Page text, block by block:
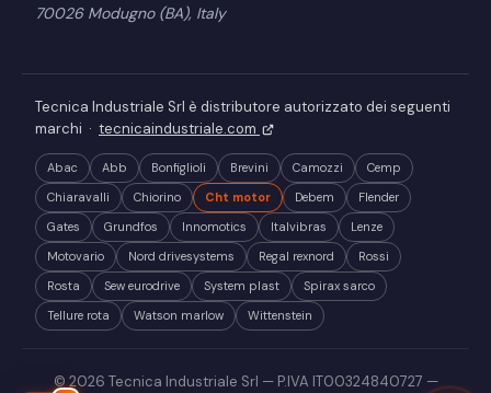
70026 Modugno (BA), Italy
Tecnica Industriale Srl è distributore autorizzato dei seguenti
marchi · tecnicaindustriale.com
Abac Abb Bonfiglioli Brevini Camozzi
Cemp
Chiaravalli
Chiorino Cht motor Debem
Flender
Gates
Grundfos Innomotics Italvibras
Lenze
Motovario
Nord drivesystems Regal rexnord
Rossi
Rosta
Sew eurodrive System plast
Spirax sarco
Tellure rota
Watson marlow Wittenstein
© 2026 Tecnica Industriale Srl — P.IVA IT00324840727 —